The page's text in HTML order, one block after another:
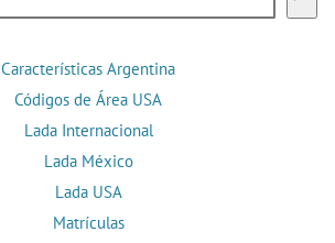
Características Argentina
Códigos de Área USA
Lada Internacional
Lada México
Lada USA
Matrículas